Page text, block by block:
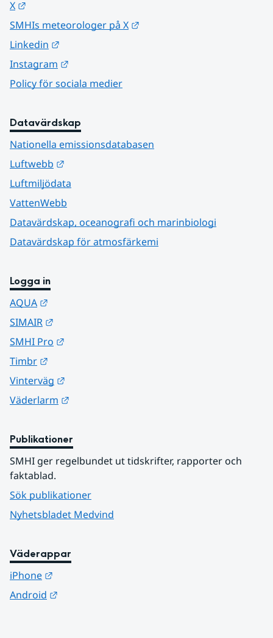
X
SMHIs meteorologer på X
Linkedin
Instagram
Policy för sociala medier
Datavärdskap
Nationella emissionsdatabasen
Luftwebb
Luftmiljödata
VattenWebb
Datavärdskap, oceanografi och marinbiologi
Datavärdskap för atmosfärkemi
Logga in
AQUA
SIMAIR
SMHI Pro
Timbr
Vinterväg
Väderlarm
Publikationer
SMHI ger regelbundet ut tidskrifter, rapporter och
faktablad.
Sök publikationer
Nyhetsbladet Medvind
Väderappar
iPhone
Android